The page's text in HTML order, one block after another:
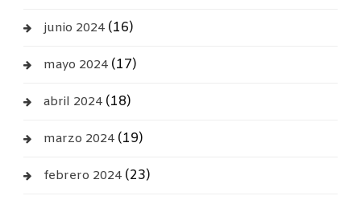
junio 2024(16)
mayo 2024(17)
abril 2024(18)
marzo 2024(19)
febrero 2024(23)